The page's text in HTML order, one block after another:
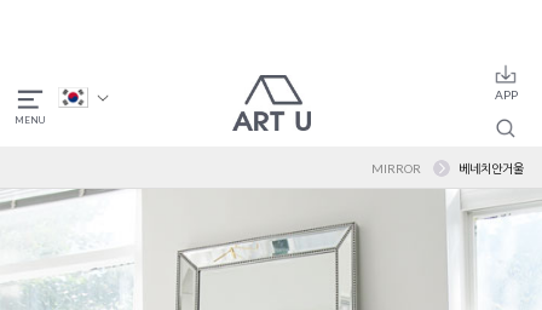
MIRROR 베네치안거울